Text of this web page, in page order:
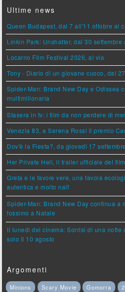
Ultime news
Queen Budapest, dal 7 all'11 ottobre al
Linkin Park: Unshatter, dal 30
Locarno Film Festival 2026, al via
Tony - Diario di un giovane cuoco, dal
Spider-Man: Brand New Day e Odissea
multimilionaria
Stasera in tv: i film da non perdere di
Venezia 83, a Serena Rossi il premio
Dov'è la Fiesta?, da giovedì 17
Her Private Hell, il trailer ufficiale del
Greta e le favole vere, una favola
autentica e molto naïf
Spider-Man: Brand New Day continua a
fossimo a Natale
Il lunedì del cinema: Sorrisi di una notte
solo il 10 agosto
Argomenti
Minions Scary Movie Gomorra